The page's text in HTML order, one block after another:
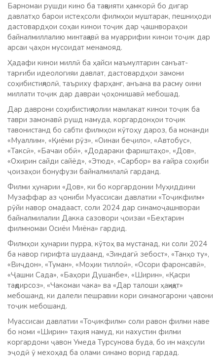
Барномаи рушди кино ба тақвияти ҳамкорӣ бо дигар
давлатҳо барои истеҳсоли филмҳои муштарак, пешниҳоди
дастовардҳои соҳаи кинои тоҷик дар ҷашнвораҳои
байналмиллалию минтақавӣ ва муаррифии кинои тоҷик дар
арсаи ҷаҳон мусоидат менамояд.
Ҳадафи кинои миллӣ ба ҳайси маъмултарин санъат-
тарғиби идеологияи давлат, дастовардҳои замони
соҳибистиқлолӣ, таъриху фарҳанг, анъана ва расму оини
миллати тоҷик дар давраи ҷоҳонишавӣ мебошад.
Дар даврони соҳибистиқлолии мамлакат кинои тоҷик ба
таври замонавӣ рушд намуда, коргардонҳои тоҷик
тавонистанд бо сабти филмҳои кӯтоҳу дароз, ба монанди
«Муаллим», «Қиёми рӯз», «Оинаи беҷило», «Автобус»,
«Таксӣ», «Бачаи обӣ», «Додараки фариштаҳо», «Дов»,
«Охирин сайди сайёд», «Этюд», «Сарбор» ва ғайра соҳиби
ҷоизаҳои бонуфузи байналмилалӣ гарданд.
Филми ҳунарии «Дов», ки бо коргардонии Муҳиддини
Музаффар аз ҷониби Муассисаи давлатии «Тоҷикфилм»
рӯйи навор омадааст, соли 2024 дар синамоҷашнвораи
байналмилалии Дакка сазовори ҷоизаи «Беҳтарин
филмномаи Осиёи Миёна» гардид.
Филмҳои ҳунарии пурра, кӯтоҳ ва мустанад, ки соли 2024
ба навор гирифта шудаанд, «Зиндагӣ зебост», «Танҳо ту»,
«Виҷдон», «Туман», «Моҳии тиллоӣ», «Осори фаронсавӣ»,
«Ҷашни Сада», «Баҳори Душанбе», «Ширин», «Қасри
тақдирсоз», «Чакомаи чака» ва «Дар талоши ҳақиқат»
мебошанд, ки далели пешравии кори синамогарони ҷавони
тоҷик мебошанд.
Муассисаи давлатии «Тоҷикфилм» соли равон филми наве
бо номи «Ширин» таҳия намуд, ки нахустин филми
коргардони ҷавон Умеда Турсунова буда, бо ин маҳсули
эҷодӣ ӯ мехоҳад ба олами синамо ворид гардад.